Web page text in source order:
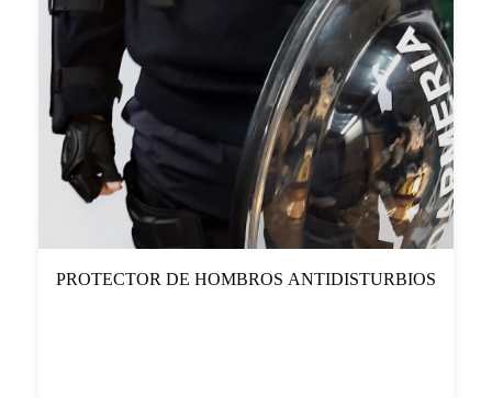
PROTECTOR DE HOMBROS ANTIDISTURBIOS